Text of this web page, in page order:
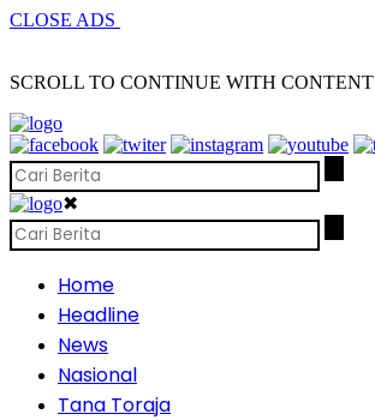
CLOSE ADS
SCROLL TO CONTINUE WITH CONTENT
✖
Home
Headline
News
Nasional
Tana Toraja